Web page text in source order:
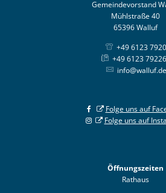
Gemeindevorstand
Mühlstraße 40
65396 Walluf
+49 6123 7920
+49 6123
info@walluf.de
Folge uns auf
Folge uns auf
Öffnungszeiten
Rathaus